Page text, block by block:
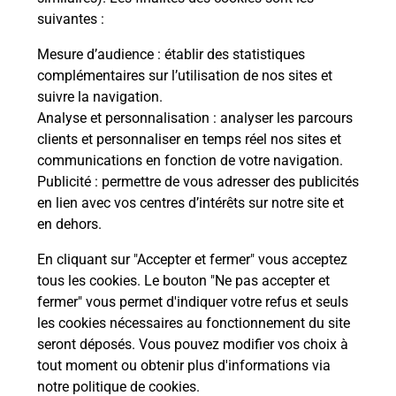
suivantes :
Mesure d’audience : établir des statistiques
complémentaires sur l’utilisation de nos sites et
suivre la navigation.
Analyse et personnalisation : analyser les parcours
clients et personnaliser en temps réel nos sites et
communications en fonction de votre navigation.
Publicité : permettre de vous adresser des publicités
en lien avec vos centres d’intérêts sur notre site et
en dehors.
En cliquant sur "Accepter et fermer" vous acceptez
tous les cookies. Le bouton "Ne pas accepter et
fermer" vous permet d'indiquer votre refus et seuls
les cookies nécessaires au fonctionnement du site
seront déposés. Vous pouvez modifier vos choix à
tout moment ou obtenir plus d'informations via
notre politique de cookies.
Questions fréquemment posées
Comment retourner un colis acheté
en ligne depuis votre boîte aux lettres
?
Comment envoyer un colis ou faire un
retour chez un e-commerçant sans se
déplacer ?
Envoyer un petit colis au meilleur
prix ?